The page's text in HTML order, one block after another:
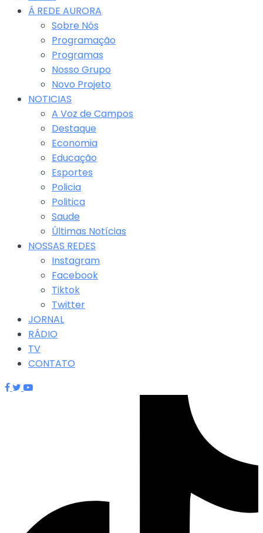
Á REDE AURORA
Sobre Nós
Programação
Programas
Nosso Grupo
Novo Projeto
NOTICIAS
A Voz de Campos
Destaque
Economia
Educação
Esportes
Policia
Politica
Saude
Últimas Notícias
NOSSAS REDES
Instagram
Facebook
Tiktok
Twitter
JORNAL
RÁDIO
TV
CONTATO